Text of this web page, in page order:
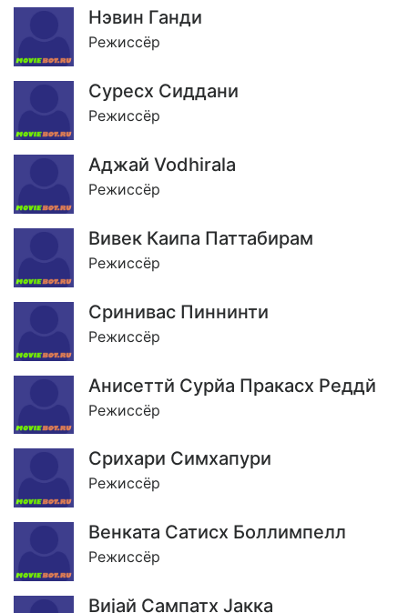
Нэвин Ганди
Режиссёр
Суресх Сиддани
Режиссёр
Аджай Vodhirala
Режиссёр
Вивек Каипа Паттабирам
Режиссёр
Сринивас Пиннинти
Режиссёр
Анисеттй Сурйа Пракасх Реддй
Режиссёр
Срихари Симхапури
Режиссёр
Венката Сатисх Боллимпелл
Режиссёр
Виjай Сампатх Jакка